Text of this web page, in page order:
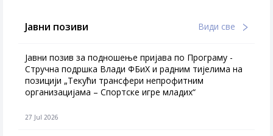
Јавни позиви Види све
Јавни позив за подношење пријава по Програму -
Стручна подршка Влади ФБиХ и радним тијелима на
позицији „Текући трансфери непрофитним
организацијама – Спортске игре младих“
27 Jul 2026